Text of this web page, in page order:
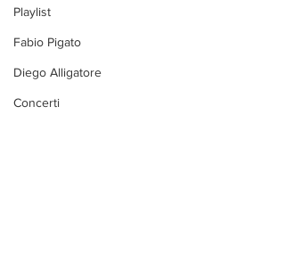
Playlist
Fabio Pigato
Diego Alligatore
Concerti